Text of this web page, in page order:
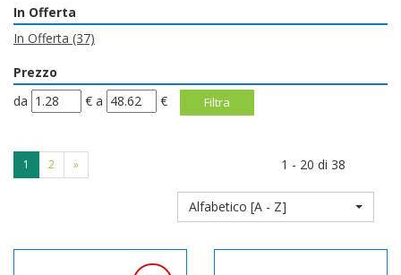
In Offerta
In Offerta (37)
Prezzo
filtra
da € filtra
a €
1 2 » 1 - 20 di 38
Alfabetico [A - Z]